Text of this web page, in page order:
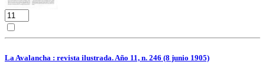
La Avalancha : revista ilustrada. Año 11, n. 246 (8 junio 1905)